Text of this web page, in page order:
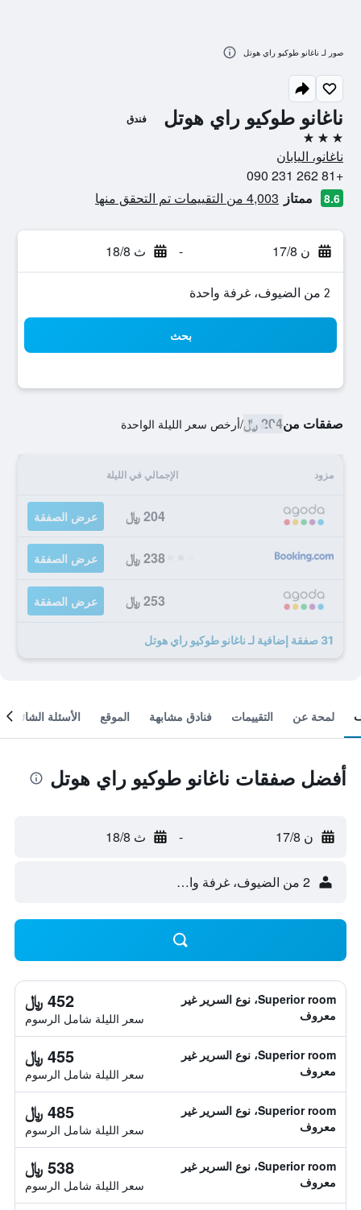
ناغانو طوكيو راي هوتل فندق
3 نجوم
ناغانو، اليابان
+81 262 231 090
8.6 ممتاز 4,003 من التقييمات تم التحقق منها
ن 17/8 - ث 18/8
2 من الضيوف، غرفة واحدة
بحث
صفقات من204 ﷼ /أرخص سعر الليلة الواحدة
مزود الإجمالي في الليلة
204 ﷼ عرض الصفقة
238 ﷼ عرض الصفقة
253 ﷼ عرض الصفقة
31 صفقة إضافية لـ ناغانو طوكيو راي هوتل
صور لـ ناغانو طوكيو راي هوتل
لمحة عن التقييمات فنادق مشابهة الموقع الأسئلة الشائعة
أفضل صفقات ناغانو طوكيو راي هوتل
ن 17/8 - ث 18/8
2 من الضيوف، غرفة واحدة
Superior room، نوع السرير غير
معروف
452 ﷼
سعر الليلة شامل الرسوم
Superior room، نوع السرير غير
معروف
455 ﷼
سعر الليلة شامل الرسوم
Superior room، نوع السرير غير
معروف
485 ﷼
سعر الليلة شامل الرسوم
Superior room، نوع السرير غير
معروف
538 ﷼
سعر الليلة شامل الرسوم